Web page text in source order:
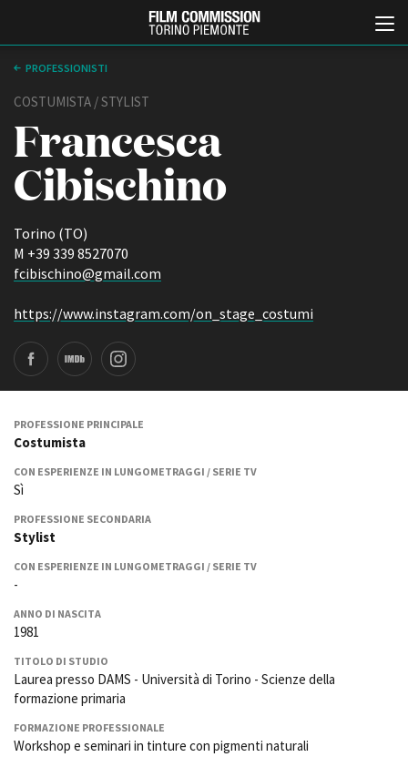
Chi siamo
Storia della Fondazione
Contatti
La sede
Rete regionale
Bilancio sociale
Amministrazione
Sostenibilità ambientale
SERVIZI
Location scouting
Spazi nella sede FCTP
Sala Casting
Sala Paolo Tenna
FILM FUNDS
Piemonte Film Tv Fund
Anteprime in Piemonte
Open Day
Biografilm Festival - Bio to B
Mostra Internazionale d’Arte
PROFESSIONISTI
COSTUMISTA / STYLIST
Francesca
Cibischino
Torino (TO)
M +39 339 8527070
fcibischino@gmail.com
https://www.instagram.com/on_stage_costumi
PROFESSIONE PRINCIPALE
Costumista
CON ESPERIENZE IN LUNGOMETRAGGI / SERIE TV
Sì
PROFESSIONE SECONDARIA
Stylist
CON ESPERIENZE IN LUNGOMETRAGGI / SERIE TV
-
ANNO DI NASCITA
1981
TITOLO DI STUDIO
Laurea presso DAMS - Università di Torino - Scienze della
formazione primaria
FORMAZIONE PROFESSIONALE
Workshop e seminari in tinture con pigmenti naturali